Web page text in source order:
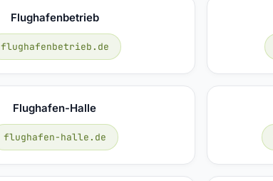
Flughafenbetrieb
flughafenbetrieb.de
Flughafen-Halle
flughafen-halle.de